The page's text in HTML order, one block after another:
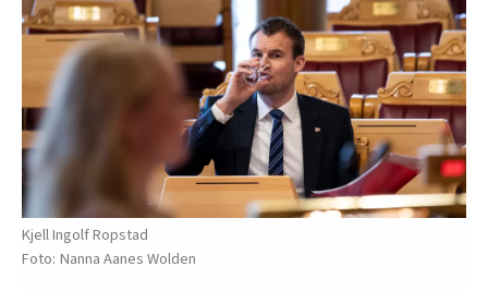
Kjell Ingolf Ropstad
Nanna Aanes Wolden